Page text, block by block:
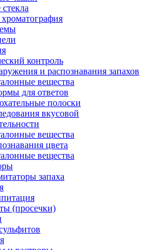
контроль
и распознавания запахов
вещества
для ответов
полоски
вкусовой
вещества
цвета
вещества
запаха
(просечки)